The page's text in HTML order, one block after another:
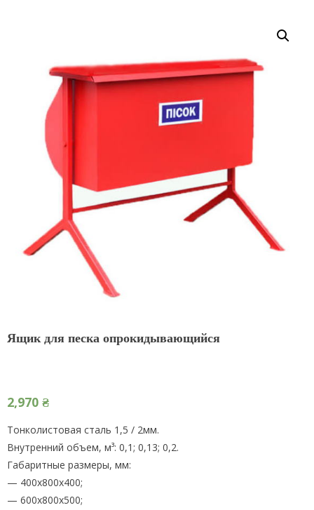
Ящик для песка опрокидывающийся
2,970 ₴
Тонколистовая сталь 1,5 / 2мм.
Внутренний объем, м³: 0,1; 0,13; 0,2.
Габаритные размеры, мм:
— 400х800х400;
— 600х800х500;